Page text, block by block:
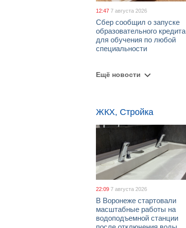
12:47 7 августа 2026
Сбер сообщил о запуске
образовательного кредита
для обучения по любой
специальности
Ещё новости
ЖКХ, Стройка
22:09 7 августа 2026
В Воронеже стартовали
масштабные работы на
водоподъемной станции